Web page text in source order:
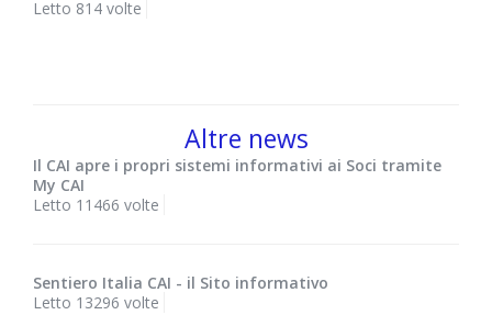
Letto 814 volte
Altre news
Il CAI apre i propri sistemi informativi ai Soci tramite
My CAI
Letto 11466 volte
Sentiero Italia CAI - il Sito informativo
Letto 13296 volte